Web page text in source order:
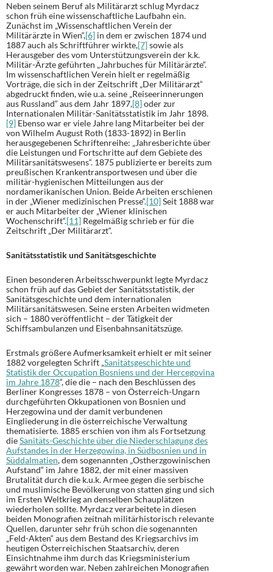
Neben seinem Beruf als Militärarzt schlug Myrdacz
schon früh eine wissenschaftliche Laufbahn ein.
Zunächst im „Wissenschaftlichen Verein der
Militärärzte in Wien“,[6] in dem er zwischen 1874 und
1887 auch als Schriftführer wirkte,[7]sowie als
Herausgeber des vom Unterstützungsverein der k.k.
Militär-Ärzte geführten „Jahrbuches für Militärärzte“.
Im wissenschaftlichen Verein hielt er regelmäßig
Vorträge, die sich in der Zeitschrift „Der Militärarzt“
abgedruckt finden, wie u.a. seine „Reiseerinnerungen
aus Russland“ aus dem Jahr 1897,[8]oder zur
Internationalen Militär-Sanitätsstatistik im Jahr 1898.
[9] Ebenso war er viele Jahre lang Mitarbeiter bei der
von Wilhelm August Roth (1833-1892) in Berlin
herausgegebenen Schriftenreihe: „Jahresberichte über
die Leistungen und Fortschritte auf dem Gebiete des
Militärsanitätswesens“. 1875 publizierte er bereits zum
preußischen Krankentransportwesen und über die
militär-hygienischen Mitteilungen aus der
nordamerikanischen Union. Beide Arbeiten erschienen
in der „Wiener medizinischen Presse“.[10]Seit 1888 war
er auch Mitarbeiter der „Wiener klinischen
Wochenschrift“.[11] Regelmäßig schrieb er für die
Zeitschrift „Der Militärarzt“.
Sanitätsstatistik und Sanitätsgeschichte
Einen besonderen Arbeitsschwerpunkt legte Myrdacz
schon früh auf das Gebiet der Sanitätsstatistik, der
Sanitätsgeschichte und dem internationalen
Militärsanitätswesen. Seine ersten Arbeiten widmeten
sich – 1880 veröffentlicht – der Tätigkeit der
Schiffsambulanzen und Eisenbahnsanitätszüge.
Erstmals größere Aufmerksamkeit erhielt er mit seiner
1882 vorgelegten Schrift „Sanitätsgeschichte und
Statistik der Occupation Bosniens und der Hercegovina
im Jahre 1878“, die die – nach den Beschlüssen des
Berliner Kongresses 1878 – von Österreich-Ungarn
durchgeführten Okkupationen von Bosnien und
Herzegowina und der damit verbundenen
Eingliederung in die österreichische Verwaltung
thematisierte. 1885 erschien von ihm als Fortsetzung
dieSanitäts-Geschichte über die Niederschlagung des
Aufstandes in der Herzegowina, in Südbosnien und in
Süddalmatien, dem sogenannten „Ostherzgowinischen
Aufstand“ im Jahre 1882, der mit einer massiven
Brutalität durch die k.u.k. Armee gegen die serbische
und muslimische Bevölkerung von statten ging und sich
im Ersten Weltkrieg an denselben Schauplätzen
wiederholen sollte. Myrdacz verarbeitete in diesen
beiden Monografien zeitnah militärhistorisch relevante
Quellen, darunter sehr früh schon die sogenannten
„Feld-Akten“ aus dem Bestand des Kriegsarchivs im
heutigen Österreichischen Staatsarchiv, deren
Einsichtnahme ihm durch das Kriegsministerium
gewährt worden war. Neben zahlreichen Monografien